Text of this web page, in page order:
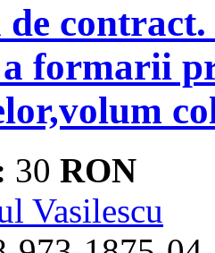
de
formarii
30 RON
Vasilescu